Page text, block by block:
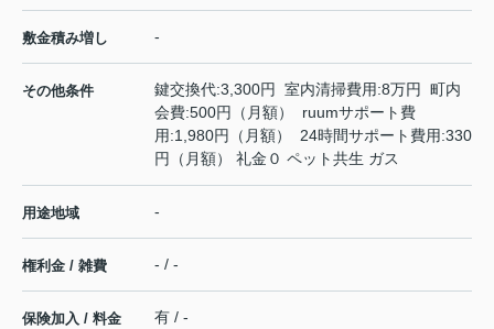
敷金積み増し -
その他条件
鍵交換代:3,300円 室内清掃費用:8万円 町内
会費:500円（月額） ruumサポート費
用:1,980円（月額） 24時間サポート費用:330
円（月額） 礼金０ ペット共生 ガス
用途地域 -
権利金 / 雑費 - / -
保険加入 / 料金 有 / -